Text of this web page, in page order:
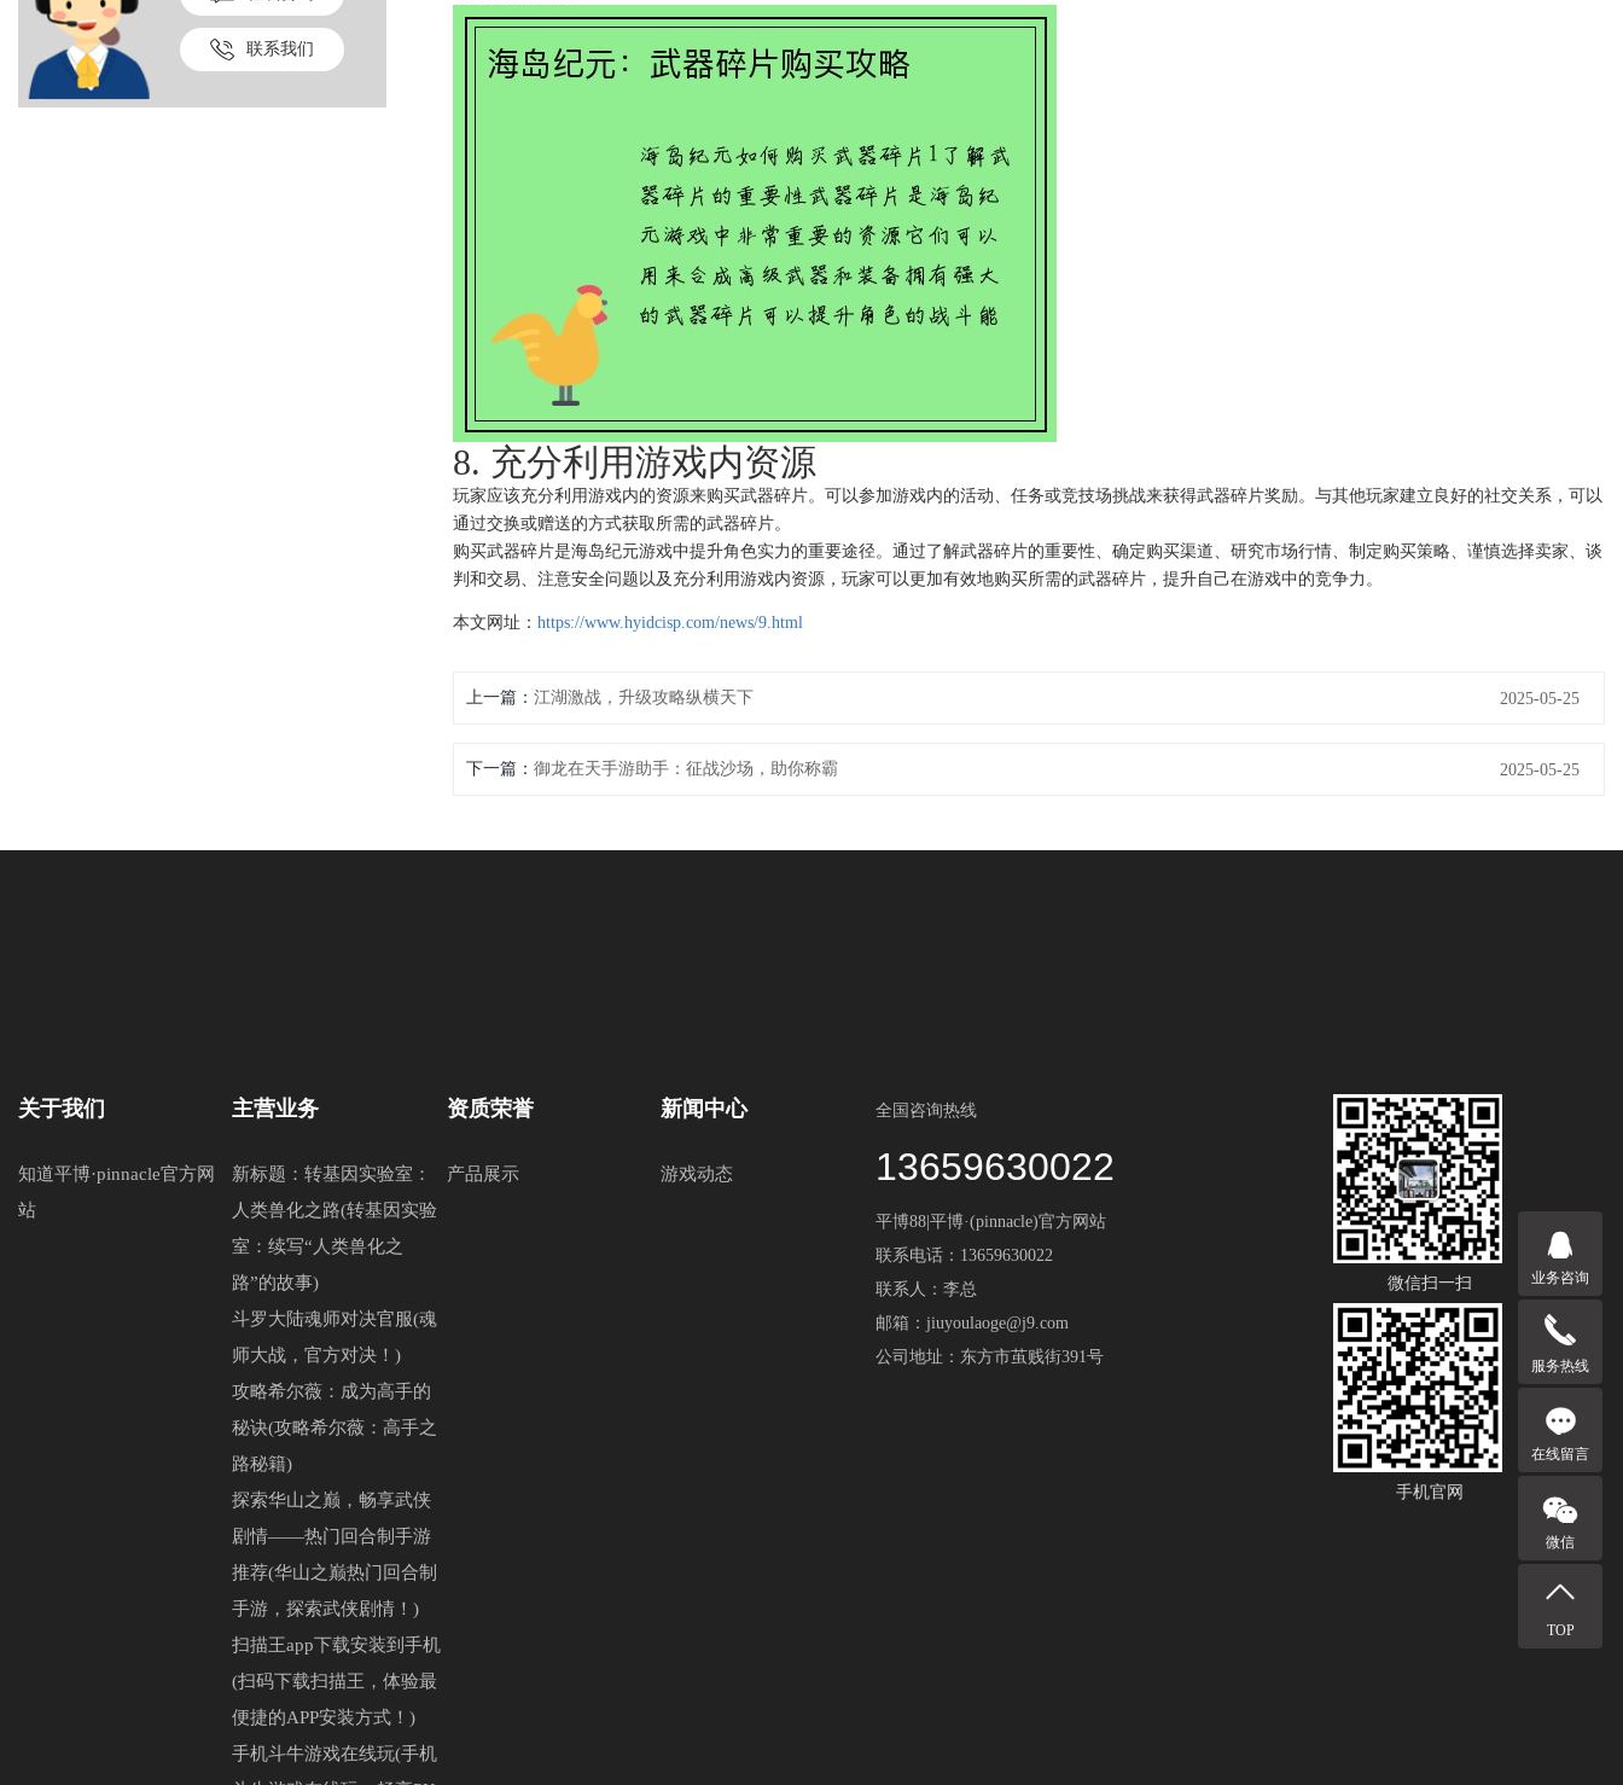
联系我们
8. 充分利用游戏内资源
玩家应该充分利用游戏内的资源来购买武器碎片。可以参加游戏内的活动、任务或竞技场挑战来获得武器碎片奖励。与其他玩家建立良好的社交关系，可以
通过交换或赠送的方式获取所需的武器碎片。
购买武器碎片是海岛纪元游戏中提升角色实力的重要途径。通过了解武器碎片的重要性、确定购买渠道、研究市场行情、制定购买策略、谨慎选择卖家、谈
判和交易、注意安全问题以及充分利用游戏内资源，玩家可以更加有效地购买所需的武器碎片，提升自己在游戏中的竞争力。
本文网址： https://www.hyidcisp.com/news/9.html
上一篇： 江湖激战，升级攻略纵横天下 2025-05-25
下一篇： 御龙在天手游助手：征战沙场，助你称霸 2025-05-25
关于我们
知道平博·pinnacle官方网
站
主营业务
新标题：转基因实验室：
人类兽化之路(转基因实验
室：续写“人类兽化之
路”的故事)
斗罗大陆魂师对决官服(魂
师大战，官方对决！)
攻略希尔薇：成为高手的
秘诀(攻略希尔薇：高手之
路秘籍)
探索华山之巅，畅享武侠
剧情——热门回合制手游
推荐(华山之巅热门回合制
手游，探索武侠剧情！)
扫描王app下载安装到手机
(扫码下载扫描王，体验最
便捷的APP安装方式！)
手机斗牛游戏在线玩(手机
资质荣誉
产品展示
新闻中心
游戏动态
全国咨询热线
13659630022
平博88|平博·(pinnacle)官方网站
联系电话：13659630022
联系人：李总
邮箱：jiuyoulaoge@j9.com
公司地址：东方市茧贱街391号
微信扫一扫
手机官网
业务咨询
服务热线
在线留言
微信
TOP